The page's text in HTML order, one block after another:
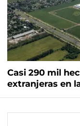
Casi 290 mil
extranjeras en